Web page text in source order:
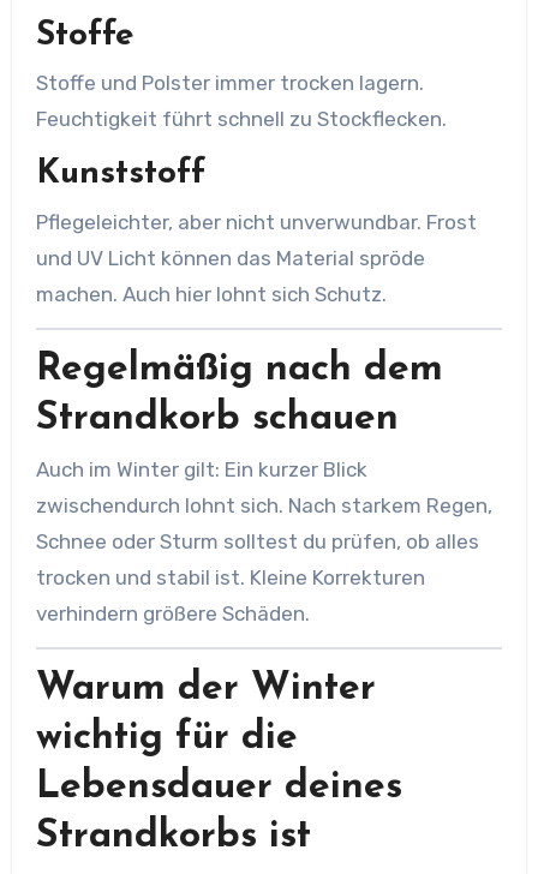
Stoffe
Stoffe und Polster immer trocken lagern.
Feuchtigkeit führt schnell zu Stockflecken.
Kunststoff
Pflegeleichter, aber nicht unverwundbar. Frost
und UV Licht können das Material spröde
machen. Auch hier lohnt sich Schutz.
Regelmäßig nach dem
Strandkorb schauen
Auch im Winter gilt: Ein kurzer Blick
zwischendurch lohnt sich. Nach starkem Regen,
Schnee oder Sturm solltest du prüfen, ob alles
trocken und stabil ist. Kleine Korrekturen
verhindern größere Schäden.
Warum der Winter
wichtig für die
Lebensdauer deines
Strandkorbs ist